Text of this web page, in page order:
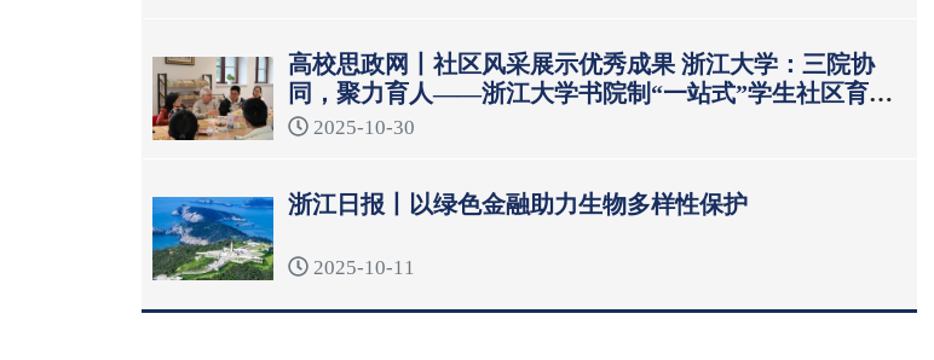
高校思政网丨社区风采展示优秀成果 浙江大学：三院协
同，聚力育人——浙江大学书院制“一站式”学生社区育人
模式2025-10-30
浙江日报丨以绿色金融助力生物多样性保护
2025-10-11